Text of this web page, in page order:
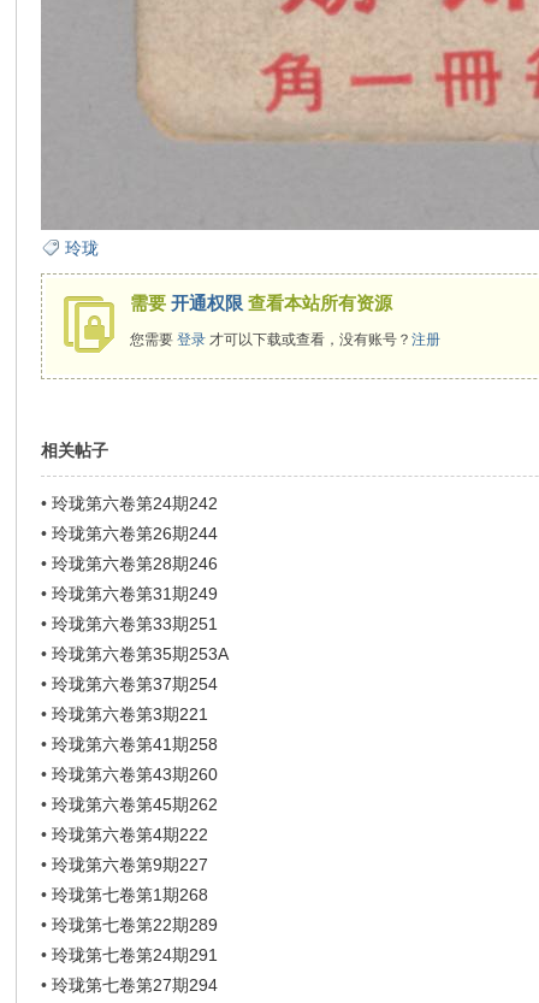
玲珑
需要开通权限 查看本站所有资源
您需要登录 才可以下载或查看，没有账号？注册
相关帖子
•玲珑第六卷第24期242
•玲珑第六卷第26期244
•玲珑第六卷第28期246
•玲珑第六卷第31期249
•玲珑第六卷第33期251
•玲珑第六卷第35期253A
•玲珑第六卷第37期254
•玲珑第六卷第3期221
•玲珑第六卷第41期258
•玲珑第六卷第43期260
•玲珑第六卷第45期262
•玲珑第六卷第4期222
•玲珑第六卷第9期227
•玲珑第七卷第1期268
•玲珑第七卷第22期289
•玲珑第七卷第24期291
•玲珑第七卷第27期294